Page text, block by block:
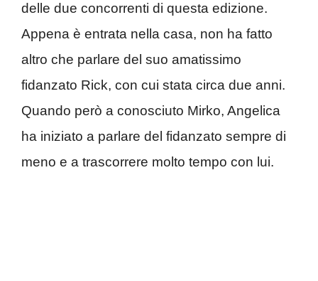
delle due concorrenti di questa edizione.
Appena è entrata nella casa, non ha fatto
altro che parlare del suo amatissimo
fidanzato Rick, con cui stata circa due anni.
Quando però a conosciuto Mirko, Angelica
ha iniziato a parlare del fidanzato sempre di
meno e a trascorrere molto tempo con lui.